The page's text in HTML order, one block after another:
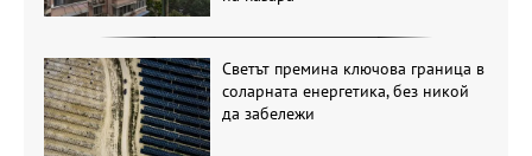
Светът премина ключова граница в
соларната енергетика, без никой
да забележи